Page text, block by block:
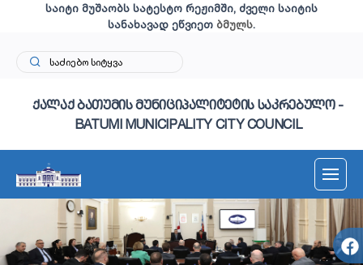
საიტი მუშაობს სატესტო რეჟიმში, ძველი საიტის
სანახავად ეწვიეთ ბმულს.
ქალაქ ბათუმის მუნიციპალიტეტის საკრებულო -
BATUMI MUNICIPALITY CITY COUNCIL